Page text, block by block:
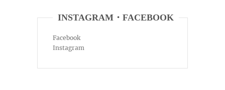
INSTAGRAM・FACEBOOK
Facebook
Instagram